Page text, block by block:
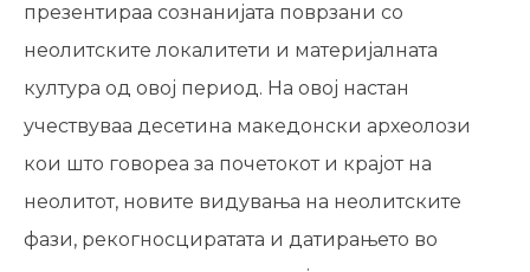
презентираа сознанијата поврзани со
неолитските локалитети и материјалната
култура од овој период. На овој настан
учествуваа десетина македонски археолози
кои што говореа за почетокот и крајот на
неолитот, новите видувања на неолитските
фази, рекогносциратата и датирањето во